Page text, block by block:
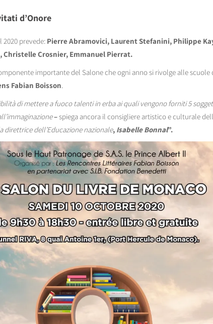
d’Onore
2020 prevede: Pierre Abramovici, Laurent Stefanini, Philippe
Christelle Crosnier, Emmanuel Pierrat.
importante del Salone che ogni anno si rivolge alle scuole
Fabian Boisson.
di mettere a fuoco talenti in erba ai quali vengono forniti 5
–spiega ancora il consigliere artistico e culturale
direttrice dell’Educazione nazionale, Isabelle Bonnal”.